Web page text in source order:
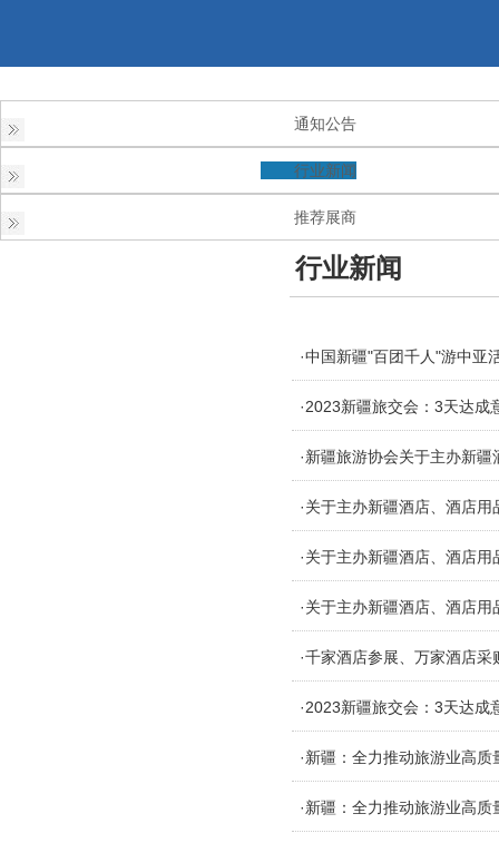
通知公告
行业新闻
推荐展商
行业新闻
·中国新疆"百团千人"游中亚
·2023新疆旅交会：3天达成
·新疆旅游协会关于主办新
·关于主办新疆酒店、酒店
·关于主办新疆酒店、酒店
·关于主办新疆酒店、酒店
·千家酒店参展、万家酒店
·2023新疆旅交会：3天达成
·新疆：全力推动旅游业高质
·新疆：全力推动旅游业高质